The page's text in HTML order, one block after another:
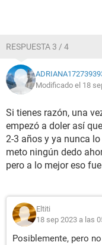
RESPUESTA 3 / 4
Modificado el 18
Si tienes razón, una
empezó a doler así
2-3 años y ya nunca
meto ningún dedo
pero a lo mejor eso
Eltiti
18 sep 2023 a las
Posiblemente, pero